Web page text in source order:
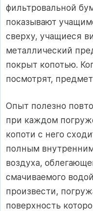
фильтровальной
показывают
сверху, учащиеся
металлический
покрыт копотью.
посмотрят,
Опыт полезно
при каждом
копоти с него
полным
воздуха,
смачиваемого
произвести,
поверхность